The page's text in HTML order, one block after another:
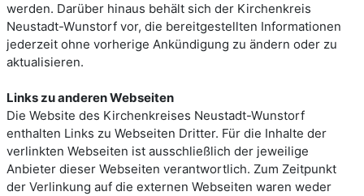
werden. Darüber hinaus behält sich der Kirchenkreis
Neustadt-Wunstorf vor, die bereitgestellten Informationen
jederzeit ohne vorherige Ankündigung zu ändern oder zu
aktualisieren.
Links zu anderen Webseiten
Die Website des Kirchenkreises Neustadt-Wunstorf
enthalten Links zu Webseiten Dritter. Für die Inhalte der
verlinkten Webseiten ist ausschließlich der jeweilige
Anbieter dieser Webseiten verantwortlich. Zum Zeitpunkt
der Verlinkung auf die externen Webseiten waren weder